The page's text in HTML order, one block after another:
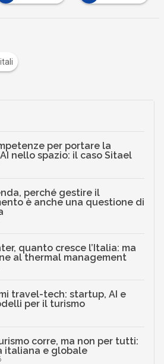
per portare la
nello spazio: il caso Sitael
perché gestire il
è anche una questione di
quanto cresce l’Italia: ma
al thermal management
travel-tech: startup, AI e
per il turismo
corre, ma non per tutti:
italiana e globale